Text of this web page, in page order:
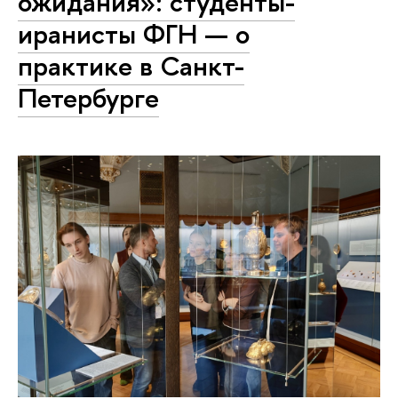
иранисты ФГН — о
практике в Санкт-
Петербурге